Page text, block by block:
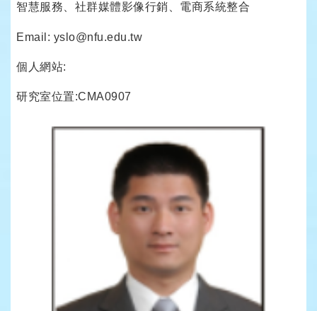
智慧服務、社群媒體影像行銷、電商系統整合
Email: yslo@nfu.edu.tw
個人網站:
研究室位置:CMA0907